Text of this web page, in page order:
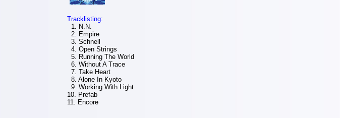
Tracklisting:
1. N.N.
2. Empire
3. Schnell
4. Open Strings
5. Running The World
6. Without A Trace
7. Take Heart
8. Alone In Kyoto
9. Working With Light
10. Prefab
11. Encore